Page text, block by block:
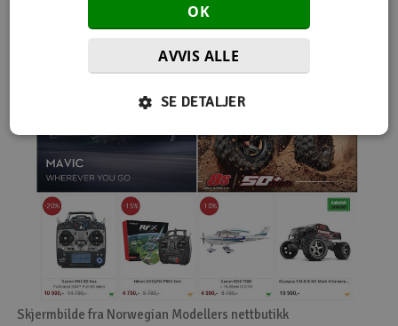
Skjermbilde fra Norwegian Modellers nettbutikk
OK
AVVIS ALLE
SE DETALJER